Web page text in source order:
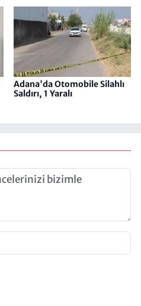
Adana'da Otomobile Silahlı
Saldırı, 1 Yaralı